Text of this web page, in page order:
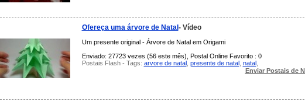
Ofereça uma árvore de Natal - Vídeo
Um presente original - Árvore de Natal em Origami
Enviado: 27723 vezes (56 este mês), Postal Online Favorito : 0
Postais Flash - Tags: arvore de natal, presente de natal, natal,
Enviar Postais de